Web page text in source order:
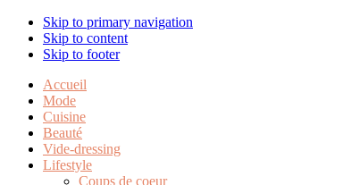
Skip to primary navigation
Skip to content
Skip to footer
Accueil
Mode
Cuisine
Beauté
Vide-dressing
Lifestyle
Coups de coeur